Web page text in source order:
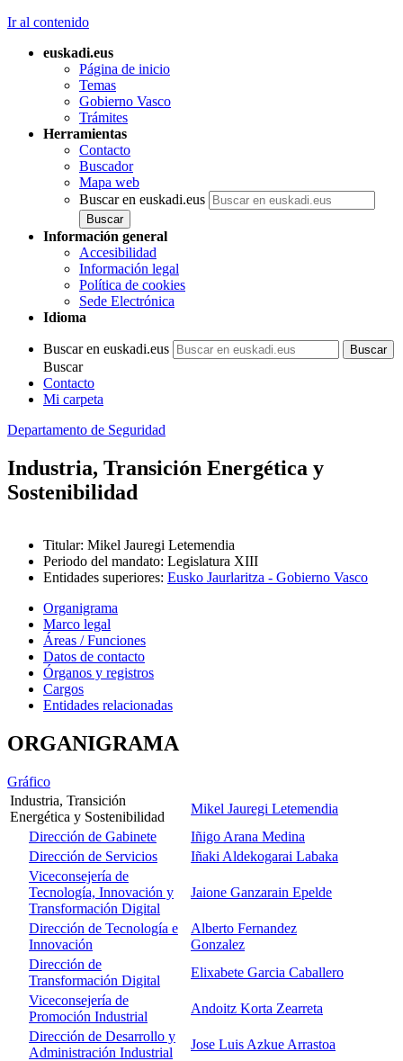
Ir al contenido
euskadi.eus
Página de inicio
Temas
Gobierno Vasco
Trámites
Herramientas
Contacto
Buscador
Mapa web
Buscar en euskadi.eus
Información general
Accesibilidad
Información legal
Política de cookies
Sede Electrónica
Idioma
Buscar en euskadi.eus
Buscar
Contacto
Mi carpeta
Departamento de Seguridad
Industria, Transición Energética y
Sostenibilidad
Titular: Mikel Jauregi Letemendia
Periodo del mandato: Legislatura XIII
Entidades superiores: Eusko Jaurlaritza - Gobierno Vasco
Organigrama
Marco legal
Áreas / Funciones
Datos de contacto
Órganos y registros
Cargos
Entidades relacionadas
ORGANIGRAMA
Gráfico
Industria, Transición
Energética y Sostenibilidad
Mikel Jauregi Letemendia
Dirección de Gabinete
Iñigo Arana Medina
Dirección de Servicios
Iñaki Aldekogarai Labaka
Viceconsejería de
Tecnología, Innovación y
Transformación Digital
Jaione Ganzarain Epelde
Dirección de Tecnología e
Innovación
Alberto Fernandez
Gonzalez
Dirección de
Transformación Digital
Elixabete Garcia Caballero
Viceconsejería de
Promoción Industrial
Andoitz Korta Zearreta
Dirección de Desarrollo y
Administración Industrial
Jose Luis Azkue Arrastoa